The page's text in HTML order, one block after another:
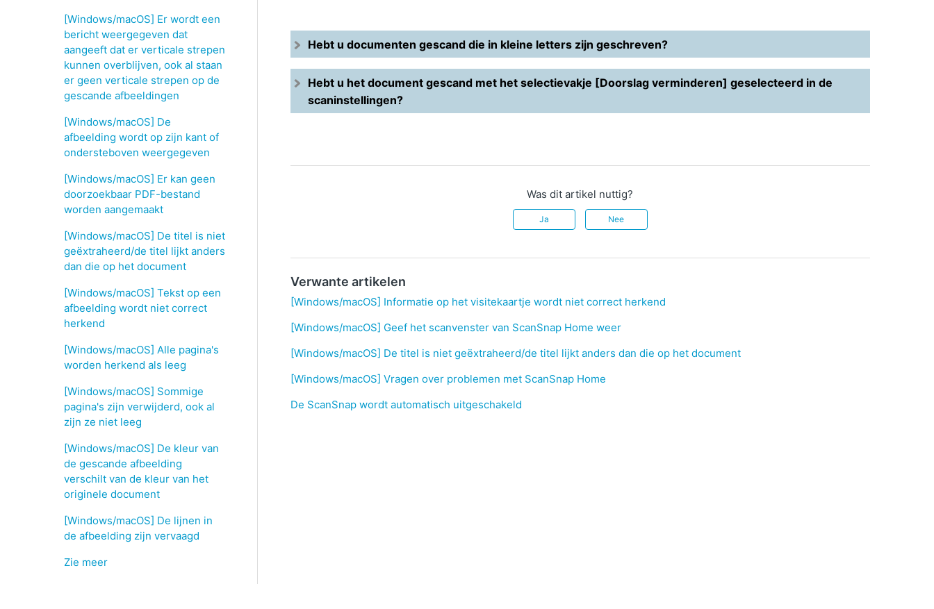
[Windows/macOS] Er wordt een
bericht weergegeven dat
aangeeft dat er verticale strepen
kunnen overblijven, ook al staan
er geen verticale strepen op de
gescande afbeeldingen
[Windows/macOS] De
afbeelding wordt op zijn kant of
ondersteboven weergegeven
[Windows/macOS] Er kan geen
doorzoekbaar PDF-bestand
worden aangemaakt
[Windows/macOS] De titel is niet
geëxtraheerd/de titel lijkt anders
dan die op het document
[Windows/macOS] Tekst op een
afbeelding wordt niet correct
herkend
[Windows/macOS] Alle pagina's
worden herkend als leeg
[Windows/macOS] Sommige
pagina's zijn verwijderd, ook al
zijn ze niet leeg
[Windows/macOS] De kleur van
de gescande afbeelding
verschilt van de kleur van het
originele document
[Windows/macOS] De lijnen in
de afbeelding zijn vervaagd
Zie meer
Hebt u documenten gescand die in kleine letters zijn geschreven?
Hebt u het document gescand met het selectievakje [Doorslag verminderen] geselecteerd in de
scaninstellingen?
Was dit artikel nuttig?
Ja Nee
Verwante artikelen
[Windows/macOS] Informatie op het visitekaartje wordt niet correct herkend
[Windows/macOS] Geef het scanvenster van ScanSnap Home weer
[Windows/macOS] De titel is niet geëxtraheerd/de titel lijkt anders dan die op het document
[Windows/macOS] Vragen over problemen met ScanSnap Home
De ScanSnap wordt automatisch uitgeschakeld